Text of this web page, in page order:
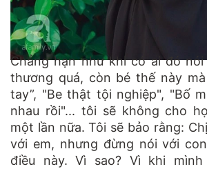
Chẳng hạn như khi có ai đó
thương quá, còn bé thế này
tay”, "Be thật tội nghiệp", "Bố
nhau rồi"... tôi sẽ không cho
một lần nữa. Tôi sẽ bảo rằng:
với em, nhưng đừng nói với
điều này. Vì sao? Vì khi